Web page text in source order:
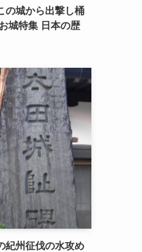
の城から出撃し桶
城特集 日本の歴
紀州征伐の水攻め